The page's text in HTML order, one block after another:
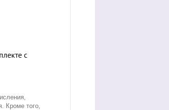
с
Кроме того,